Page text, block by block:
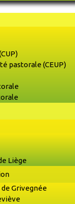
pastorale (CEUP)
Liège
Grivegnée